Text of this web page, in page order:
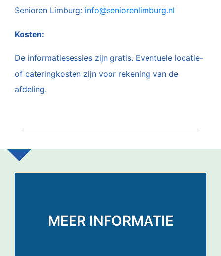
Senioren Limburg: info@seniorenlimburg.nl
Kosten:
De informatiesessies zijn gratis. Eventuele locatie-
of cateringkosten zijn voor rekening van de
afdeling.
MEER INFORMATIE